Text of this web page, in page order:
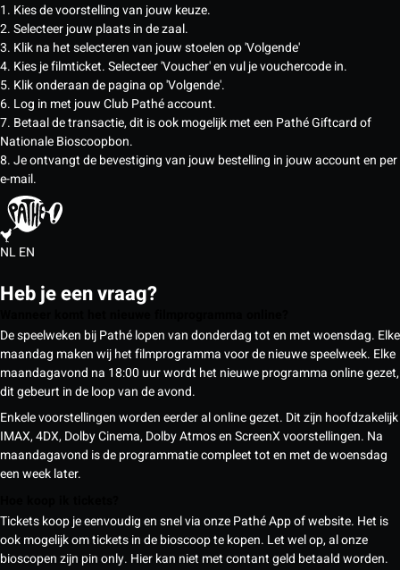
1. Kies de voorstelling van jouw keuze.
2. Selecteer jouw plaats in de zaal.
3. Klik na het selecteren van jouw stoelen op 'Volgende'
4. Kies je filmticket. Selecteer 'Voucher' en vul je vouchercode in.
5. Klik onderaan de pagina op 'Volgende'.
6. Log in met jouw Club Pathé account.
7. Betaal de transactie, dit is ook mogelijk met een Pathé Giftcard of
Nationale Bioscoopbon.
8. Je ontvangt de bevestiging van jouw bestelling in jouw account en per
e-mail.
NLEN
Heb je een vraag?
De speelweken bij Pathé lopen van donderdag tot en met woensdag. Elke
maandag maken wij het filmprogramma voor de nieuwe speelweek. Elke
maandagavond na 18:00 uur wordt het nieuwe programma online gezet,
dit gebeurt in de loop van de avond.
Enkele voorstellingen worden eerder al online gezet. Dit zijn hoofdzakelijk
IMAX, 4DX, Dolby Cinema, Dolby Atmos en ScreenX voorstellingen. Na
maandagavond is de programmatie compleet tot en met de woensdag
een week later.
Tickets koop je eenvoudig en snel via onze Pathé App of website. Het is
ook mogelijk om tickets in de bioscoop te kopen. Let wel op, al onze
bioscopen zijn pin only. Hier kan niet met contant geld betaald worden.